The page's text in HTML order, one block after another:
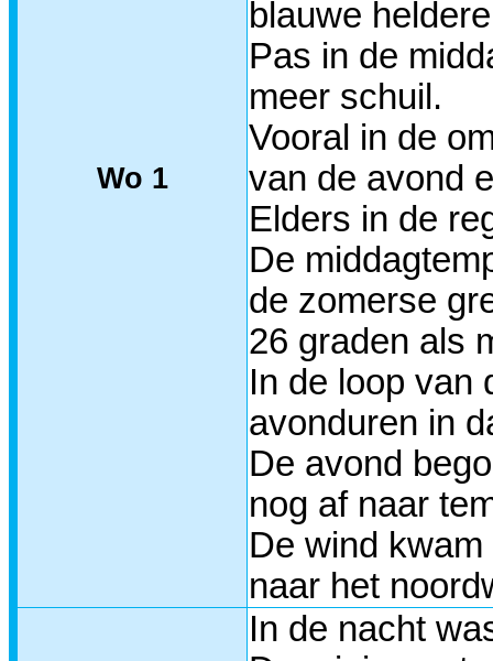
Wo 1
blauwe
Pas in de
meer schuil.
Vooral in de
van de avond
Elders in de
De
de zomerse
26 graden als
In de loop van
avonduren in
De avond
nog af naar
De wind
naar het
In de nacht